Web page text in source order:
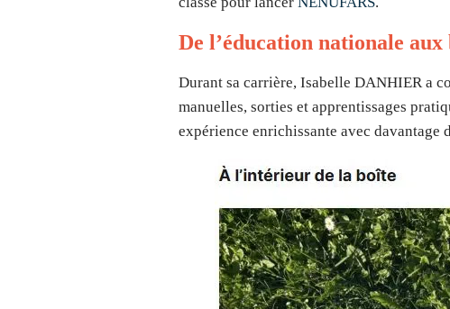
De l’éducation nationale
Durant sa carrière, Isabelle DANHIER a
manuelles, sorties et apprentissages
expérience enrichissante avec davantage